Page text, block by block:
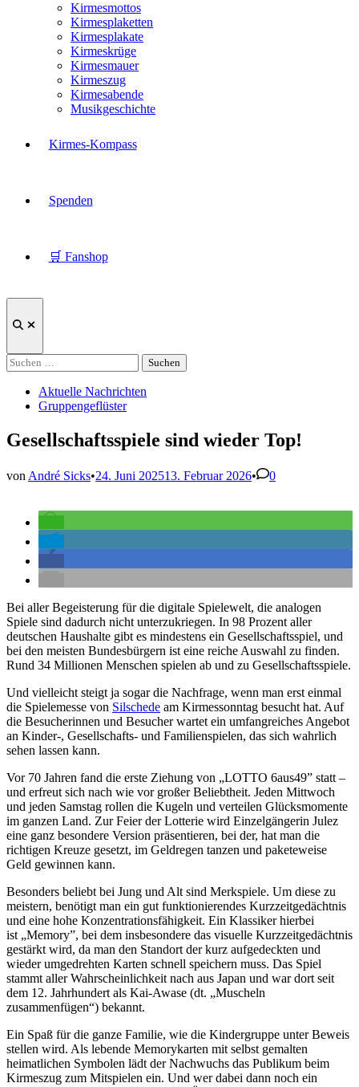
Kirmesmottos
Kirmesplaketten
Kirmesplakate
Kirmeskrüge
Kirmesmauer
Kirmeszug
Kirmesabende
Musikgeschichte
Kirmes-Kompass
Spenden
🛒 Fanshop
Suche
Suchen
nach:
Veröffentlicht
Aktuelle Nachrichten
Gruppengeflüster
Gesellschaftsspiele sind wieder Top!
von André Sicks•24. Juni 202513. Februar 2026• 0
Bei aller Begeisterung für die digitale Spielewelt, die analogen
Spiele sind dadurch nicht unterzukriegen. In 98 Prozent aller
deutschen Haushalte gibt es mindestens ein Gesellschaftsspiel, und
bei den meisten Bundesbürgern ist eine reiche Auswahl zu finden.
Rund 34 Millionen Menschen spielen ab und zu Gesellschaftsspiele.
Und vielleicht steigt ja sogar die Nachfrage, wenn man erst einmal
die Spielemesse von Silschede am Kirmessonntag besucht hat. Auf
die Besucherinnen und Besucher wartet ein umfangreiches Angebot
an Kinder-, Gesellschafts- und Familienspielen, das sich wahrlich
sehen lassen kann.
Vor 70 Jahren fand die erste Ziehung von „LOTTO 6aus49” statt –
und erfreut sich nach wie vor großer Beliebtheit. Jeden Mittwoch
und jeden Samstag rollen die Kugeln und verteilen Glücksmomente
im ganzen Land. Zur Feier der Lotterie wird Einzelgängerin Julez
eine ganz besondere Version präsentieren, bei der, hat man die
richtigen Kreuze gesetzt, im Geldregen tanzen und paketeweise
Geld gewinnen kann.
Besonders beliebt bei Jung und Alt sind Merkspiele. Um diese zu
meistern, benötigt man ein gut funktionierendes Kurzzeitgedächtnis
und eine hohe Konzentrationsfähigkeit. Ein Klassiker hierbei
ist „Memory”, bei dem insbesondere das visuelle Kurzzeitgedächtnis
gestärkt wird, da man den Standort der kurz aufgedeckten und
wieder umgedrehten Karten schnell speichern muss. Das Spiel
stammt aller Wahrscheinlichkeit nach aus Japan und war dort seit
dem 12. Jahrhundert als Kai-Awase (dt. „Muscheln
zusammenfügen“) bekannt.
Ein Spaß für die ganze Familie, wie die Kindergruppe unter Beweis
stellen wird. Als lebende Memorykarten mit selbst gemalten
heimatlichen Symbolen lädt der Nachwuchs das Publikum beim
Kirmeszug zum Mitspielen ein. Und wer dabei dann noch ein